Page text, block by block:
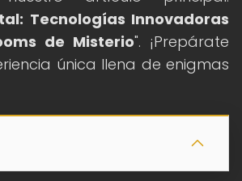
Tecnologías Innovadoras
de Misterio". ¡Prepárate
única llena de enigmas